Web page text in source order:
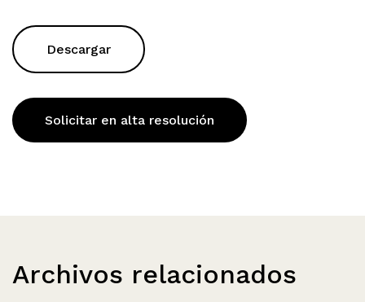
Descargar
Solicitar en alta resolución
Archivos relacionados